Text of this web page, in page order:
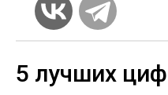
5 лучших